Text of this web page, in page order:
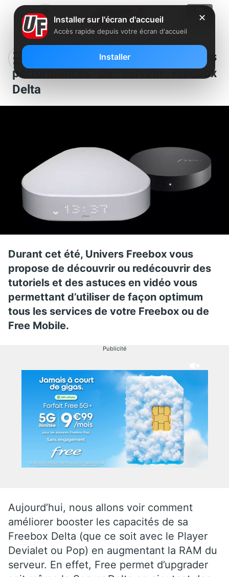
Tuto vidéo : boostez les
performances du Serveur Freebox
Delta
Durant cet été, Univers Freebox vous
propose de découvrir ou redécouvrir des
tutoriels et des astuces en vidéo vous
permettant d’utiliser de façon optimum
tous les services de votre Freebox ou de
Free Mobile.
Publicité
Aujourd’hui, nous allons voir comment
améliorer booster les capacités de sa
Freebox Delta (que ce soit avec le Player
Devialet ou Pop) en augmentant la RAM du
serveur. En effet, Free permet d’upgrader
✕
Installer sur l'écran d'accueil
Accès rapide depuis votre écran d'accueil
Installer